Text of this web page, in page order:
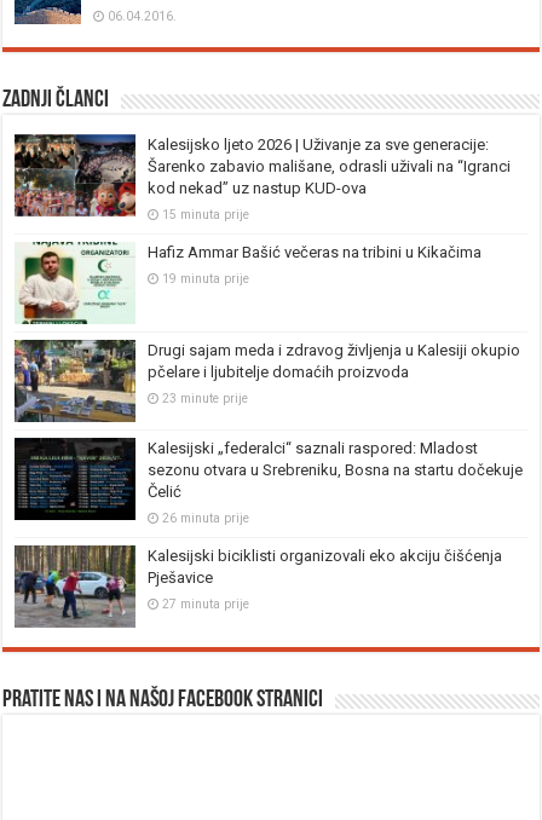
06.04.2016.
Zadnji članci
Kalesijsko ljeto 2026 | Uživanje za sve generacije:
Šarenko zabavio mališane, odrasli uživali na “Igranci
kod nekad” uz nastup KUD-ova
15 minuta prije
Hafiz Ammar Bašić večeras na tribini u Kikačima
19 minuta prije
Drugi sajam meda i zdravog življenja u Kalesiji okupio
pčelare i ljubitelje domaćih proizvoda
23 minute prije
Kalesijski „federalci“ saznali raspored: Mladost
sezonu otvara u Srebreniku, Bosna na startu dočekuje
Čelić
26 minuta prije
Kalesijski biciklisti organizovali eko akciju čišćenja
Pješavice
27 minuta prije
Pratite nas i na našoj facebook stranici